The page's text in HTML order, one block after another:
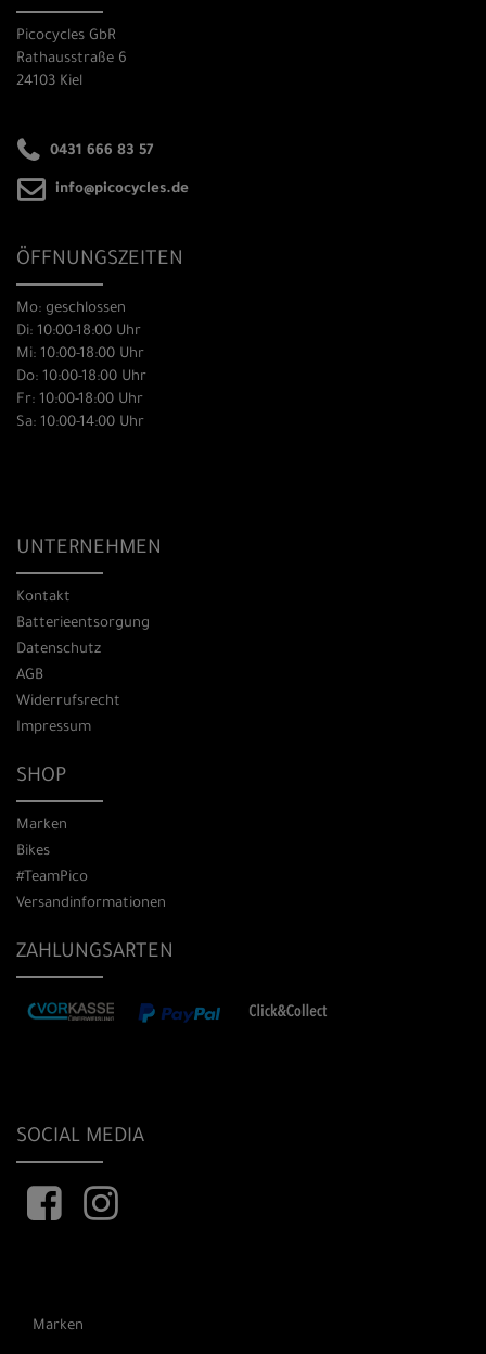
Picocycles GbR
Rathausstraße 6
24103 Kiel
0431 666 83 57
info@picocycles.de
ÖFFNUNGSZEITEN
Mo: geschlossen
Di: 10:00-18:00 Uhr
Mi: 10:00-18:00 Uhr
Do: 10:00-18:00 Uhr
Fr: 10:00-18:00 Uhr
Sa: 10:00-14:00 Uhr
UNTERNEHMEN
Kontakt
Batterieentsorgung
Datenschutz
AGB
Widerrufsrecht
Impressum
SHOP
Marken
Bikes
#TeamPico
Versandinformationen
ZAHLUNGSARTEN
SOCIAL MEDIA
Marken